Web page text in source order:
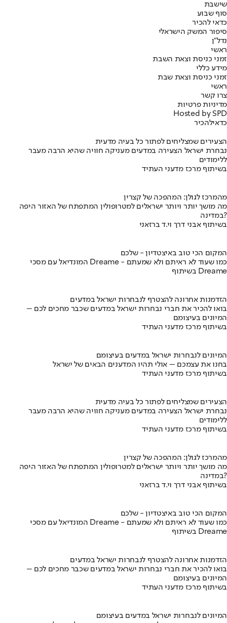
שישבת
סוף שבוע
כדאי להכיר
סיפור המשק הישראלי
נדל"ן
ראשי
זמני כניסת וצאת השבת
מידע כללי
זמני כניסת וצאת שבת
ראשי
צרו קשר
מדיניות פרטיות
Hosted by SPD
כדאילהכיר
הצעירים שמצליחים לפתור כל בעיה מדעית
נבחרת ישראל הצעירה במדעים מעניקה חוויה שהיא הרבה מעבר
ללימודים
בשיתוף מרכז מדעני העתיד
מהמרכז לגולן: המהפכה של קצרין
מה מושך יותר ויותר ישראלים למטרופולין המתפתח של האזור היפה
במדינה?
בשיתוף אבני דרך וי.ד ברזאני
המקום הכי טוב באיצטדיון - שלכם
המונדיאל עם מסכי Dreame - כמו שעוד לא ראיתם ולא שמעתם
בשיתוף Dreame
הזדמנות אחרונה להצטרף לנבחרות ישראל במדעים
בואו להכיר את חברי נבחרות ישראל במדעים שכבר מחכים לכם –
המיונים בעיצומם
בשיתוף מרכז מדעני העתיד
המיונים לנבחרות ישראל במדעים בעיצומם
בחנו את עצמכם – אולי תהיו המדענים הבאים של ישראל
בשיתוף מרכז מדעני העתיד
הצעירים שמצליחים לפתור כל בעיה מדעית
נבחרת ישראל הצעירה במדעים מעניקה חוויה שהיא הרבה מעבר
ללימודים
בשיתוף מרכז מדעני העתיד
מהמרכז לגולן: המהפכה של קצרין
מה מושך יותר ויותר ישראלים למטרופולין המתפתח של האזור היפה
במדינה?
בשיתוף אבני דרך וי.ד ברזאני
המקום הכי טוב באיצטדיון - שלכם
המונדיאל עם מסכי Dreame - כמו שעוד לא ראיתם ולא שמעתם
בשיתוף Dreame
הזדמנות אחרונה להצטרף לנבחרות ישראל במדעים
בואו להכיר את חברי נבחרות ישראל במדעים שכבר מחכים לכם –
המיונים בעיצומם
בשיתוף מרכז מדעני העתיד
המיונים לנבחרות ישראל במדעים בעיצומם